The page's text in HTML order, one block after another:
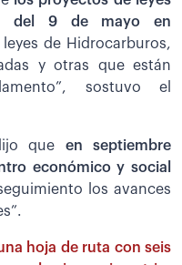
del 9 de mayo en
de Hidrocarburos,
y otras que están
sostuvo el
que en septiembre
económico y social
los avances
hoja de ruta con seis